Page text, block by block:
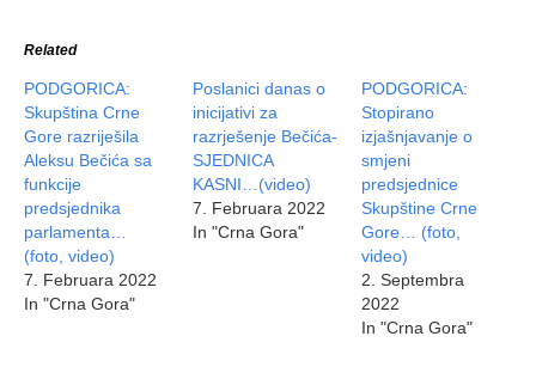
Related
PODGORICA:
Skupština Crne
Gore razriješila
Aleksu Bečića sa
funkcije
predsjednika
parlamenta…
(foto, video)
7. Februara 2022
In "Crna Gora"
Poslanici danas o
inicijativi za
razrješenje Bečića-
SJEDNICA
KASNI…(video)
7. Februara 2022
In "Crna Gora"
PODGORICA:
Stopirano
izjašnjavanje o
smjeni
predsjednice
Skupštine Crne
Gore… (foto,
video)
2. Septembra
2022
In "Crna Gora"